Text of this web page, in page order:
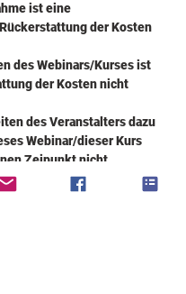
ist eine
der Kosten
des Webinars/Kurses ist
der Kosten nicht
des Veranstalters dazu
Webinar/dieser Kurs
Zeipunkt nicht